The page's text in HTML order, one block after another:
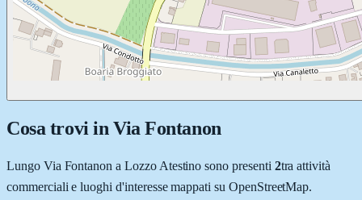
Cosa trovi in Via Fontanon
Lungo Via Fontanon aLozzo Atestino sono presenti 2tra attività
commerciali e luoghi d'interesse mappati su OpenStreetMap.